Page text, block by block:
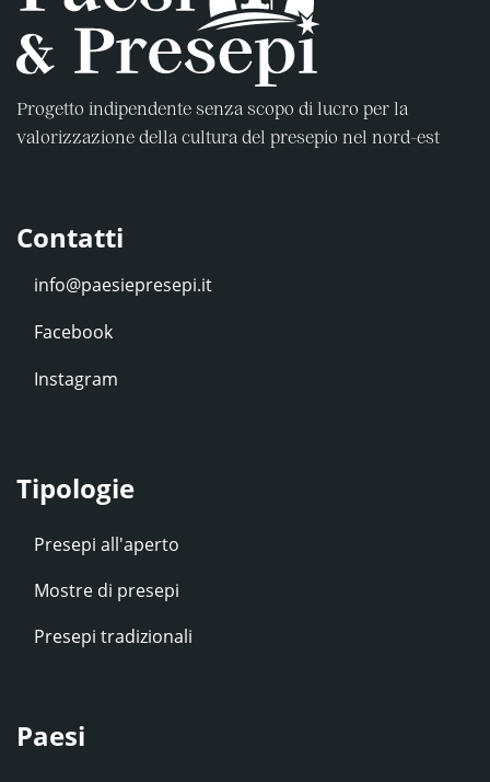
Progetto indipendente senza scopo di lucro per la
valorizzazione della cultura del presepio nel nord-est
Contatti
Facebook
Instagram
Tipologie
Presepi all'aperto
Mostre di presepi
Presepi tradizionali
Paesi